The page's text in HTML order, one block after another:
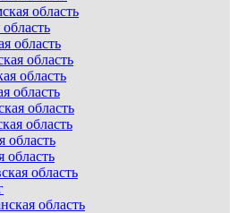
область
область
область
область
область
область
область
область
область
область
область